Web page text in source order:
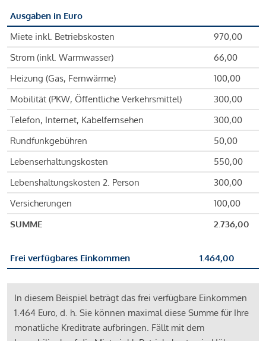
Ausgaben in Euro
Miete inkl. Betriebskosten
970,00
Strom (inkl. Warmwasser)
66,00
Heizung (Gas, Fernwärme)
100,00
Mobilität (PKW, Öffentliche Verkehrsmittel)
300,00
Telefon, Internet, Kabelfernsehen
300,00
Rundfunkgebühren
50,00
Lebenserhaltungskosten
550,00
Lebenshaltungskosten 2. Person
300,00
Versicherungen
100,00
SUMME
2.736,00
Frei verfügbares Einkommen 1.464,00
In diesem Beispiel beträgt das frei verfügbare Einkommen
1.464 Euro, d. h. Sie können maximal diese Summe für Ihre
monatliche Kreditrate aufbringen. Fällt mit dem